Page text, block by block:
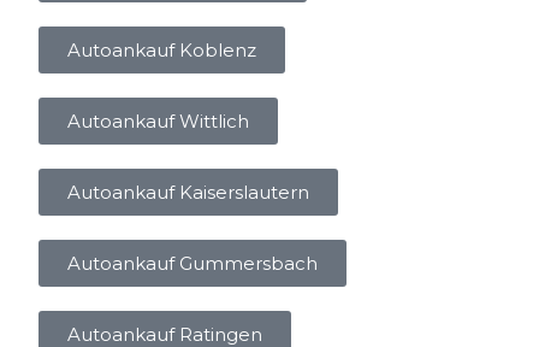
Autoankauf Koblenz
Autoankauf Wittlich
Autoankauf Kaiserslautern
Autoankauf Gummersbach
Autoankauf Ratingen